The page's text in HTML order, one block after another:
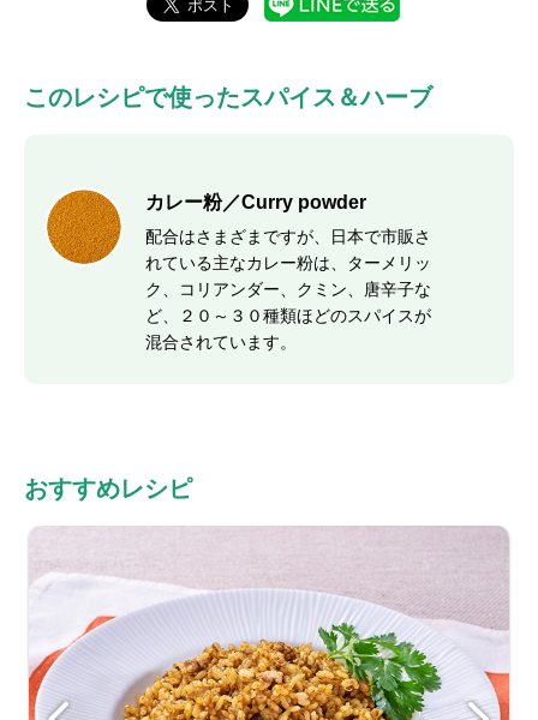
このレシピで使ったスパイス＆ハーブ
カレー粉／Curry powder
配合はさまざまですが、日本で市販さ
れている主なカレー粉は、ターメリッ
ク、コリアンダー、クミン、唐辛子な
ど、２０～３０種類ほどのスパイスが
混合されています。
おすすめレシピ